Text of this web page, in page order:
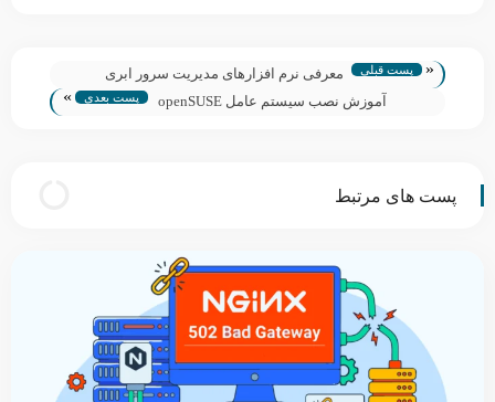
« پست قبلی
معرفی نرم افزارهای مدیریت سرور ابری
آموزش نصب سیستم عامل openSUSE
پست بعدی »
پست های مرتبط